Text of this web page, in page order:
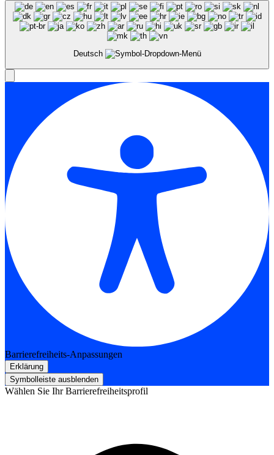
Deutsch
Barrierefreiheits-Anpassungen
Erklärung
Symbolleiste ausblenden
Wählen Sie Ihr Barrierefreiheitsprofil